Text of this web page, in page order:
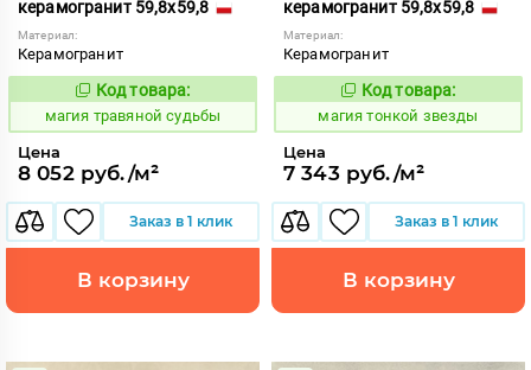
керамогранит 59,8x59,8
Материал:
Керамогранит
919224
Код товара:
магия травяной судьбы
Цена
8 052 руб./м²
Заказ в 1 клик
В корзину
керамогранит 59,8x59,8
Материал:
Керамогранит
919029
Код товара:
магия тонкой звезды
Цена
7 343 руб./м²
Заказ в 1 клик
В корзину